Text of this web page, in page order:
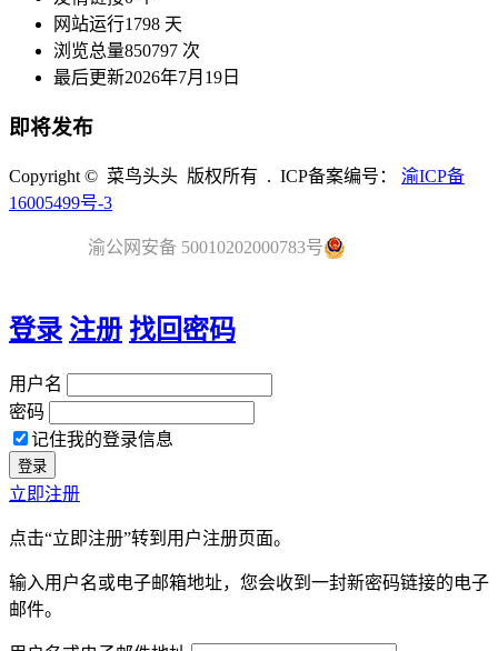
网站运行1798 天
浏览总量850797 次
最后更新2026年7月19日
即将发布
Copyright © 菜鸟头头 版权所有 . ICP备案编号： 渝ICP备
16005499号-3
渝公网安备 50010202000783号
登录 注册 找回密码
用户名
密码
记住我的登录信息
立即注册
点击“立即注册”转到用户注册页面。
输入用户名或电子邮箱地址，您会收到一封新密码链接的电子
邮件。